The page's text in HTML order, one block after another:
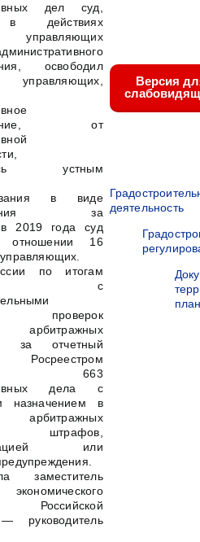
дел суд,
в действиях
управляющих
освободил
управляющих,
от
устным
в виде
за
2019 года суд
отношении 16
по итогам
с
проверок
арбитражных
за отчетный
663
дела с
назначением в
арбитражных
штрафов,
или
заместитель
Российской
руководитель
Версия
деятельность